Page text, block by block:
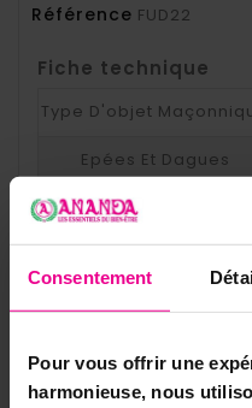
Consentement
Pour vous offrir une
harmonieuse, nous
Référence FUD22
Fiche technique
Type D'objet
Epées Et Dagues
Objets Ésotériques